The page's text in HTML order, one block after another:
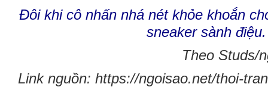
Đôi khi cô nhấn nhá nét khỏe khoắn
sneaker sành điệu.
Theo Studs/
Link nguồn: https://ngoisao.net/thoi-